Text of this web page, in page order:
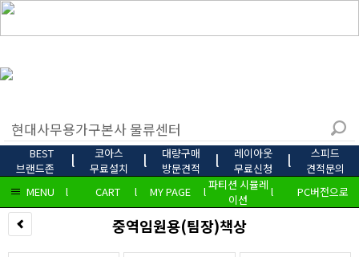
BEST
브랜드존
l
코아스
무료설치
l
대량구매
방문견적
l
레이아웃
무료신청
l
스피드
견적문의
MENU
l CART l MY PAGE l파티션 시뮬레
이션
l PC버전으로
중역임원용(팀장)책상